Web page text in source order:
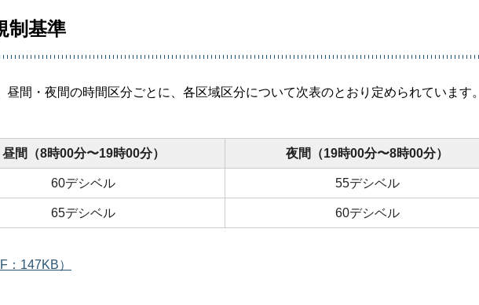
制基準
間・夜間の時間区分ごとに、各区域区分について次表のとおり定められています。
昼間（8時00分〜19時00分） 夜間（19時00分〜8時00分）
60デシベル 55デシベル
65デシベル 60デシベル
：147KB）